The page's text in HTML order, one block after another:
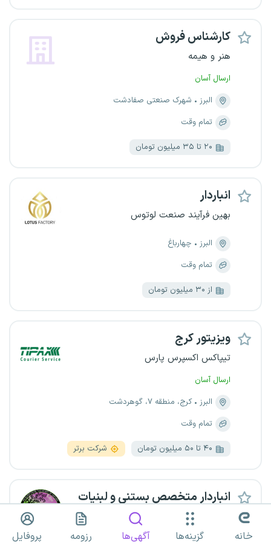
کارشناس فروش
هنر و هیمه
ارسال آسان
البرز
شهرک صنعتی صفادشت
تمام وقت
۲۰ تا ۳۵ میلیون تومان
انباردار
بهین فرآیند صنعت لوتوس
البرز
چهارباغ
تمام وقت
از ۳۰ میلیون تومان
ویزیتور کرج
تیپاکس اکسپرس پارس
ارسال آسان
البرز
کرج، منطقه ۷، گوهردشت
تمام وقت
۴۰ تا ۵۰ میلیون تومان شرکت برتر
انباردار متخصص بستنی و لبنیات
ارسال آسان خانه گزینه‌ها آگهی‌ها رزومه پروفایل